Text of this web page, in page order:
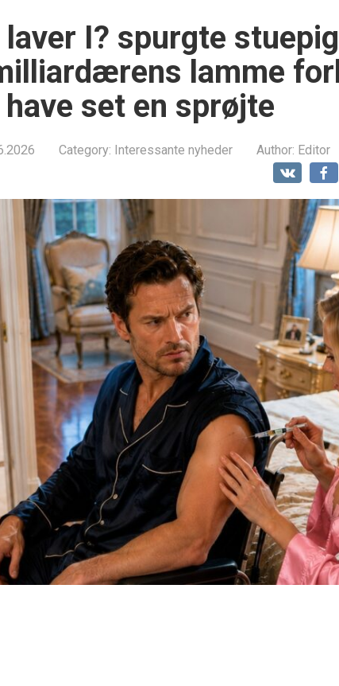
I? spurgte
lamme
set en sprøjte
Category: Interessante nyheder Author: Editor